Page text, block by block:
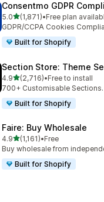
Consentmo GDPR
5.0별 5개 중
(1,871)
총 리뷰 1871개
•Free plan
GDPR/CCPA Cookies
Built for Shopify
Section Store: Theme
4.9별 5개 중
(2,716)
총 리뷰 2716개
•Free to install
700+ Customisable
Built for Shopify
Faire: Buy Wholesale
4.9별 5개 중
(1,161)
총 리뷰 1161개
•Free
Buy wholesale from
Built for Shopify